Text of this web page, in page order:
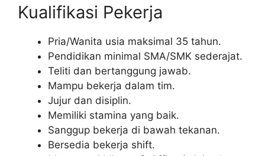
Kualifikasi Pekerja
Pria/Wanita usia maksimal 35 tahun.
Pendidikan minimal SMA/SMK sederajat.
Teliti dan bertanggung jawab.
Mampu bekerja dalam tim.
Jujur dan disiplin.
Memiliki stamina yang baik.
Sanggup bekerja di bawah tekanan.
Bersedia bekerja shift.